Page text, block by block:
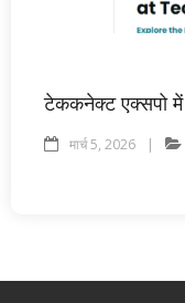
टेककनेक्ट एक्सपो में
मार्च 5, 2026